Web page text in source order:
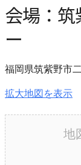
会場：
ー
福岡県筑紫野市
拡大地図を表示
地